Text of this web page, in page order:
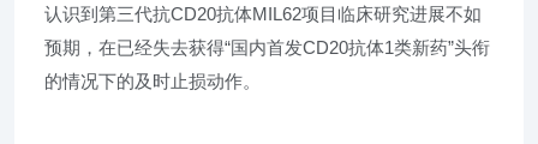
认识到第三代抗CD20抗体MIL62项目临床研究进展不如
预期，在已经失去获得“国内首发CD20抗体1类新药”头衔
的情况下的及时止损动作。